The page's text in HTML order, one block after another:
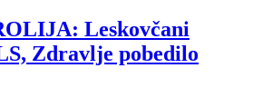
Leskovčani
Zdravlje pobedilo